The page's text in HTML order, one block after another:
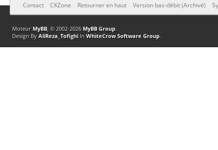
Contact CKZone Retourner en haut Version bas-débit (Archivé)
Moteur MyBB, © 2002-2026 MyBB Group.
Design By AliReza_TofighiIn WhiteCrow Software Group.